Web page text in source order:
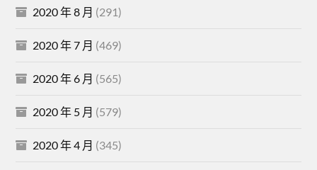
2020 年 8 月 (291)
2020 年 7 月 (469)
2020 年 6 月 (565)
2020 年 5 月 (579)
2020 年 4 月 (345)